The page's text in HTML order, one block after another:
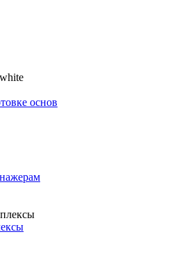
основ